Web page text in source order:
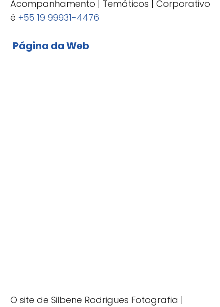
Acompanhamento | Temáticos | Corporativo
é +55 19 99931-4476
Página da Web
O site de Silbene Rodrigues Fotografia |